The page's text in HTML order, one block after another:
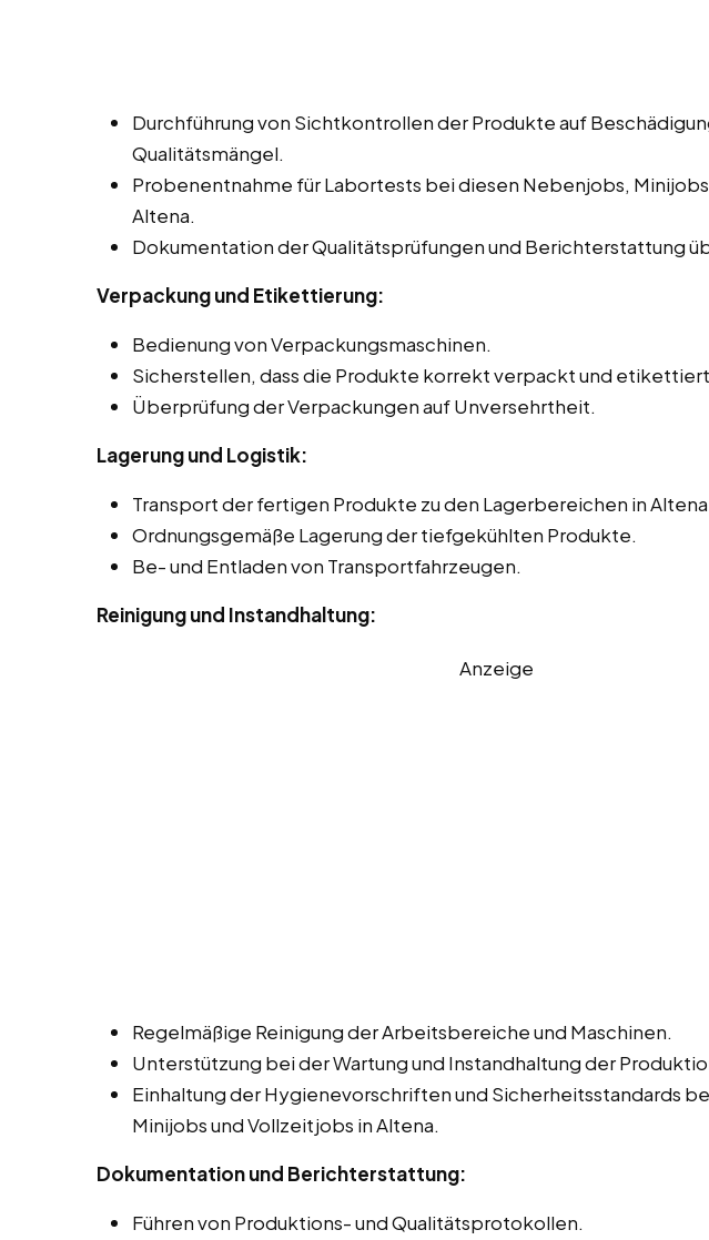
Durchführung von Sichtkontrollen der Produkte auf
Qualitätsmängel.
Probenentnahme für Labortests bei diesen Nebenjobs,
Altena.
Dokumentation der Qualitätsprüfungen und Berichterstattung
Verpackung und Etikettierung:
Bedienung von Verpackungsmaschinen.
Sicherstellen, dass die Produkte korrekt verpackt und
Überprüfung der Verpackungen auf Unversehrtheit.
Lagerung und Logistik:
Transport der fertigen Produkte zu den Lagerbereichen in
Ordnungsgemäße Lagerung der tiefgekühlten Produkte.
Be- und Entladen von Transportfahrzeugen.
Reinigung und Instandhaltung:
Anzeige
Regelmäßige Reinigung der Arbeitsbereiche und Maschinen.
Unterstützung bei der Wartung und Instandhaltung der
Einhaltung der Hygienevorschriften und Sicherheitsstandards
Minijobs und Vollzeitjobs in Altena.
Dokumentation und Berichterstattung:
Führen von Produktions- und Qualitätsprotokollen.